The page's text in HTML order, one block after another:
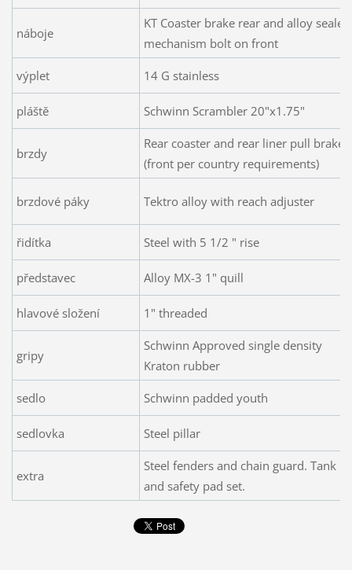
náboje
KT Coaster brake rear and alloy sealed
mechanism bolt on front
výplet 14 G stainless
pláště Schwinn Scrambler 20"x1.75"
brzdy
Rear coaster and rear liner pull brake
(front per country requirements)
brzdové páky Tektro alloy with reach adjuster
řidítka Steel with 5 1/2 " rise
představec Alloy MX-3 1" quill
hlavové složení 1" threaded
gripy
Schwinn Approved single density
Kraton rubber
sedlo Schwinn padded youth
sedlovka Steel pillar
extra
Steel fenders and chain guard. Tank
and safety pad set.